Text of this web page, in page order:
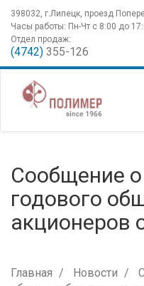
398032, г.Липецк, проезд
Часы работы: Пн-Чт с 8:00 до
Отдел продаж:
(4742) 355-126
Сообщение
годового
акционеров
Главная Новости